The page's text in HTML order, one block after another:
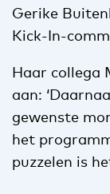
Gerike
Kick-In-
Haar collega
aan:
gewenste
het
puzzelen is